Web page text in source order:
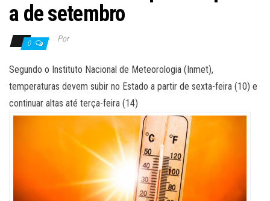
a de setembro
0 Por
Segundo o Instituto Nacional de Meteorologia (Inmet),
temperaturas devem subir no Estado a partir de sexta-feira (10) e
continuar altas até terça-feira (14)